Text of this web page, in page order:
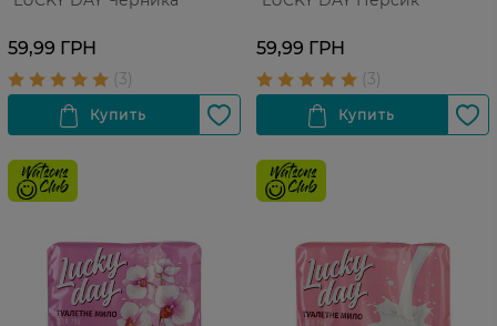
59,99 ГРН 59,99 ГРН